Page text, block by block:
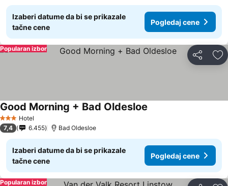
Izaberi datume da bi se prikazale
tačne cene
Pogledaj cene
Deli
Popularan izbor
3 Zvezdice
Hotel
Good Morning + Bad Oldesloe
7,4 6.455 Bad Oldesloe
Izaberi datume da bi se prikazale
tačne cene
Pogledaj cene
Popularan izbor